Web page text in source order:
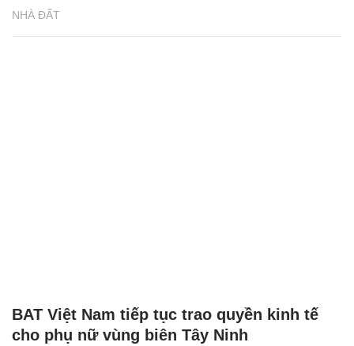
NHÀ ĐẤT
BAT Việt Nam tiếp tục trao quyền kinh tế
cho phụ nữ vùng biên Tây Ninh